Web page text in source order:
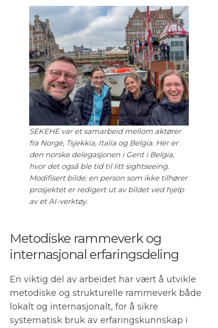
SEKEHE var et samarbeid mellom aktører
fra Norge, Tsjekkia, Italia og Belgia. Her er
den norske delegasjonen i Gent i Belgia,
hvor det også ble tid til litt sightseeing.
Modifisert bilde: en person som ikke tilhører
prosjektet er redigert ut av bildet ved hjelp
av et AI-verktøy.
Metodiske rammeverk og
internasjonal erfaringsdeling
En viktig del av arbeidet har vært å utvikle
metodiske og strukturelle rammeverk både
lokalt og internasjonalt, for å sikre
systematisk bruk av erfaringskunnskap i